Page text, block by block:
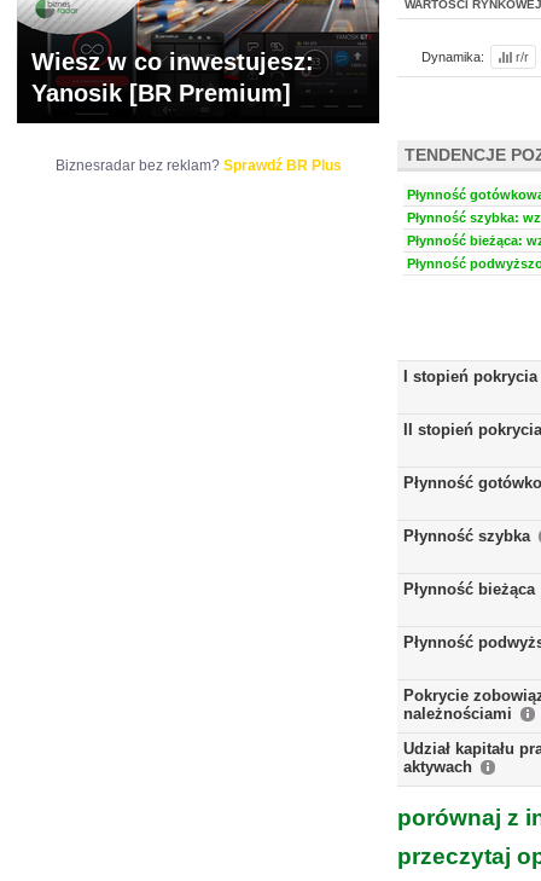
WARTOŚCI RYNKOWEJ
Dynamika: r/r
TENDENCJE
Płynność
Płynność szybka:
Płynność bieżąca:
Płynność
I stopień pokrycia
II stopień pokrycia
Płynność
Płynność szybka
Płynność bieżąca
Płynność
Pokrycie
należnościami
Udział kapitału
aktywach
porównaj z
przeczytaj
Wiesz w co inwestujesz:
Yanosik [BR Premium]
Biznesradar bez reklam? Sprawdź BR Plus